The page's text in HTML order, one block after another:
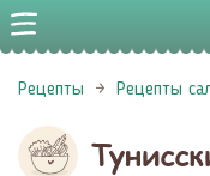
Рецепты Рецепты